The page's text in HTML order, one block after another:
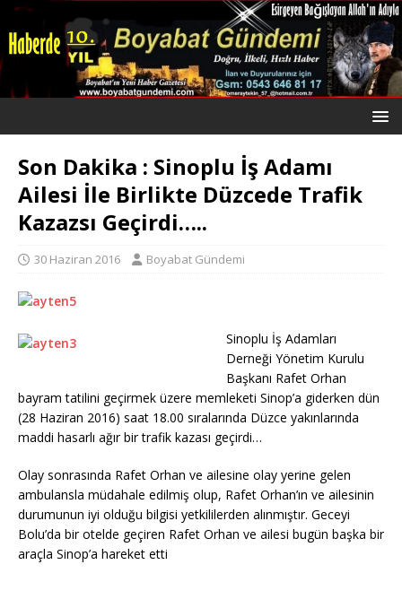
Son Dakika : Sinoplu İş Adamı
Ailesi İle Birlikte Düzcede Trafik
Kazazsı Geçirdi…..
30 Haziran 2016 Boyabat Gündemi
Sinoplu İş Adamları
Derneği Yönetim Kurulu
Başkanı Rafet Orhan
bayram tatilini geçirmek üzere memleketi Sinop’a giderken dün
(28 Haziran 2016) saat 18.00 sıralarında Düzce yakınlarında
maddi hasarlı ağır bir trafik kazası geçirdi…
Olay sonrasında Rafet Orhan ve ailesine olay yerine gelen
ambulansla müdahale edilmiş olup, Rafet Orhan’ın ve ailesinin
durumunun iyi olduğu bilgisi yetkililerden alınmıştır. Geceyi
Bolu’da bir otelde geçiren Rafet Orhan ve ailesi bugün başka bir
araçla Sinop’a hareket etti